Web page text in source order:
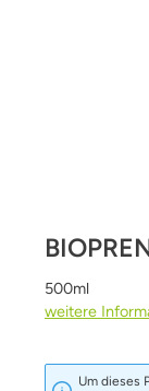
500ml
weitere
Um dieses